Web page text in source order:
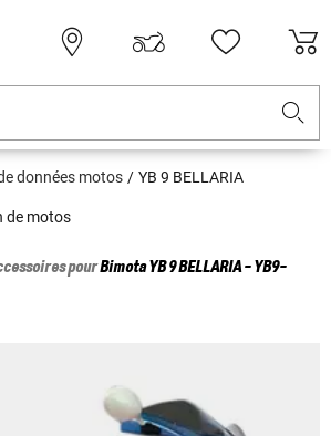
données motos YB 9 BELLARIA
de motos
pourBimotaYB 9 BELLARIA - YB9-